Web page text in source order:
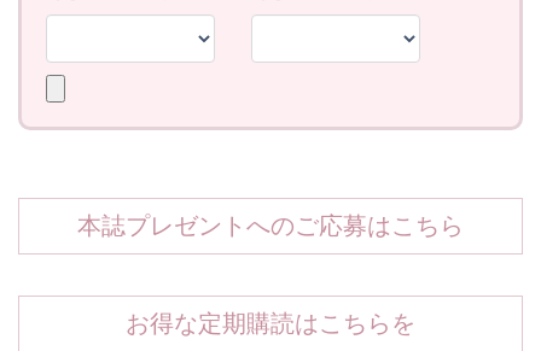
本誌プレゼントへのご応募はこちら
お得な定期購読はこちらを